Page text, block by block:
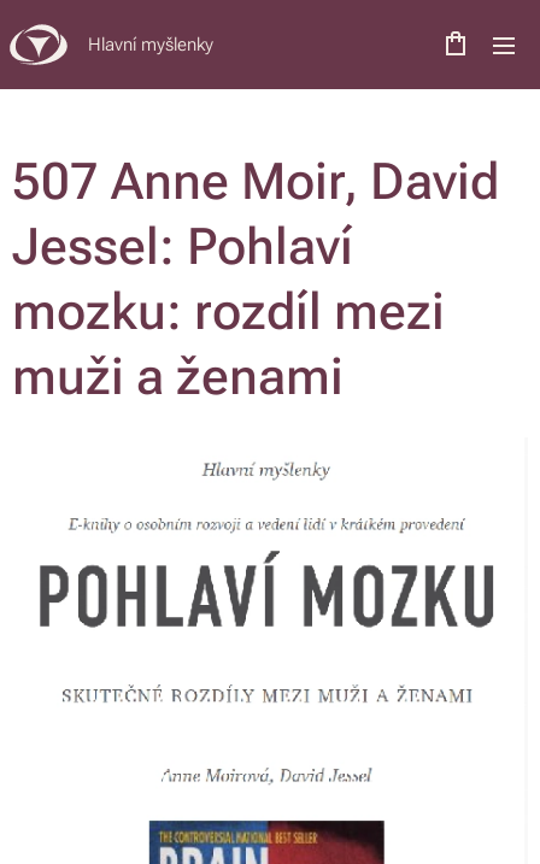
Hlavní myšlenky
507 Anne Moir, David
Jessel: Pohlaví
mozku: rozdíl mezi
muži a ženami